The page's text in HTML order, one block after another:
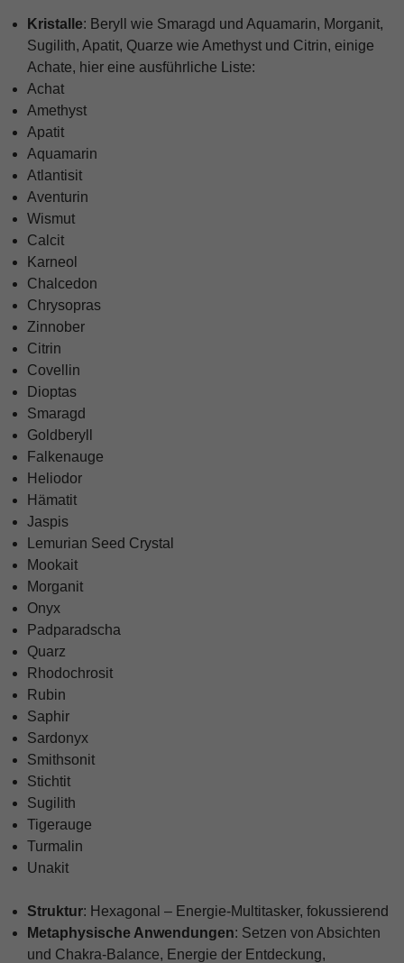
Kristalle: Beryll wie Smaragd und Aquamarin, Morganit,
Sugilith, Apatit, Quarze wie Amethyst und Citrin, einige
Achate, hier eine ausführliche Liste:
Achat
Amethyst
Apatit
Aquamarin
Atlantisit
Aventurin
Wismut
Calcit
Karneol
Chalcedon
Chrysopras
Zinnober
Citrin
Covellin
Dioptas
Smaragd
Goldberyll
Falkenauge
Heliodor
Hämatit
Jaspis
Lemurian Seed Crystal
Mookait
Morganit
Onyx
Padparadscha
Quarz
Rhodochrosit
Rubin
Saphir
Sardonyx
Smithsonit
Stichtit
Sugilith
Tigerauge
Turmalin
Unakit
Struktur: Hexagonal – Energie-Multitasker, fokussierend
Metaphysische Anwendungen: Setzen von Absichten
und Chakra-Balance, Energie der Entdeckung,
und Ihnen das
bestmögliche
Besuchserlebnis zu
bieten.